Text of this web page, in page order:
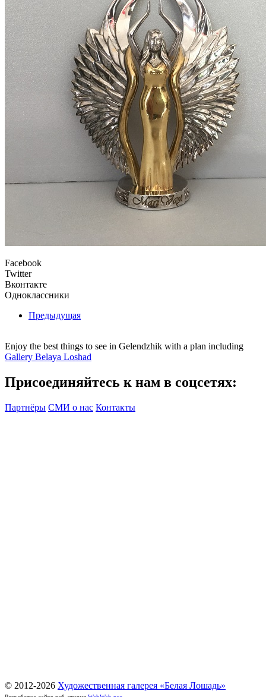
Facebook
Twitter
Вконтакте
Одноклассники
Предыдущая
Enjoy the best things to see in Gelendzhik with a plan including
Gallery Belaya Loshad
Присоединяйтесь к нам в соцсетях:
Партнёры СМИ о нас Контакты
© 2012-2026 Художественная галерея «Белая Лошадь»